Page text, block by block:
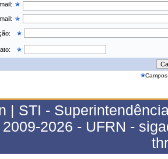
| STI -
2026 - UFRN -